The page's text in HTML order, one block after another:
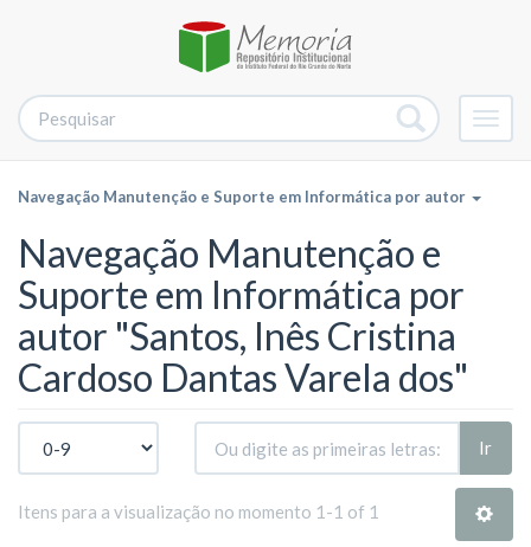
Navegação Manutenção e Suporte em Informática por autor
Navegação Manutenção e
Suporte em Informática por
autor "Santos, Inês Cristina
Cardoso Dantas Varela dos"
Ir
Itens para a visualização no momento 1-1 of 1